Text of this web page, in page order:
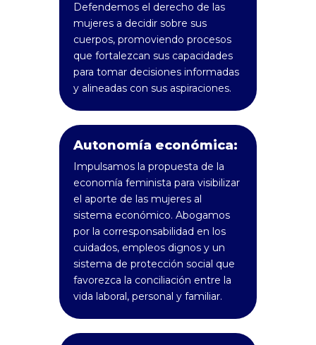
Defendemos el derecho de las
mujeres a decidir sobre sus
cuerpos, promoviendo procesos
que fortalezcan sus capacidades
para tomar decisiones informadas
y alineadas con sus aspiraciones.
Autonomía económica:
Impulsamos la propuesta de la
economía feminista para visibilizar
el aporte de las mujeres al
sistema económico. Abogamos
por la corresponsabilidad en los
cuidados, empleos dignos y un
sistema de protección social que
favorezca la conciliación entre la
vida laboral, personal y familiar.